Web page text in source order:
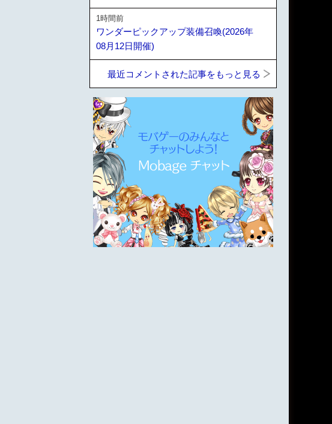
1時間前
ワンダーピックアップ装備召喚(2026年
08月12日開催)
最近コメントされた記事をもっと見る